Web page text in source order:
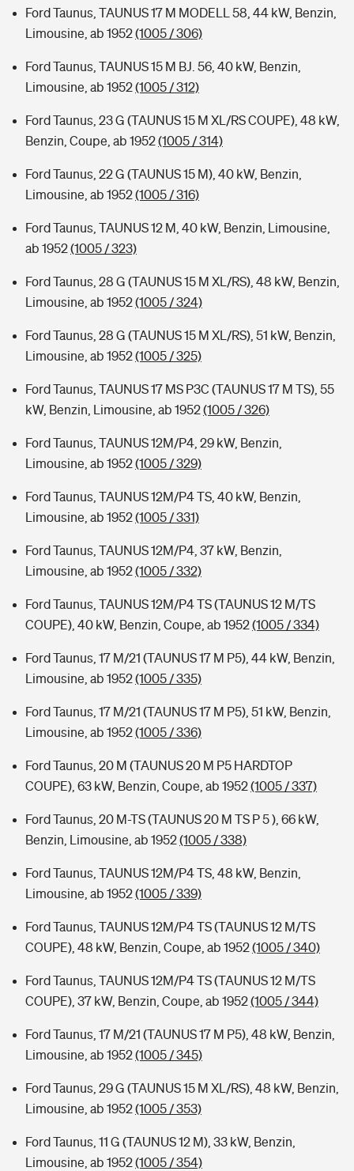
Ford Taunus, TAUNUS 17 M MODELL 58, 44 kW, Benzin,
Limousine, ab 1952(1005 / 306)
Ford Taunus, TAUNUS 15 M BJ. 56, 40 kW, Benzin,
Limousine, ab 1952(1005 / 312)
Ford Taunus, 23 G (TAUNUS 15 M XL/RS COUPE), 48 kW,
Benzin, Coupe, ab 1952(1005 / 314)
Ford Taunus, 22 G (TAUNUS 15 M), 40 kW, Benzin,
Limousine, ab 1952(1005 / 316)
Ford Taunus, TAUNUS 12 M, 40 kW, Benzin, Limousine,
ab 1952(1005 / 323)
Ford Taunus, 28 G (TAUNUS 15 M XL/RS), 48 kW, Benzin,
Limousine, ab 1952(1005 / 324)
Ford Taunus, 28 G (TAUNUS 15 M XL/RS), 51 kW, Benzin,
Limousine, ab 1952(1005 / 325)
Ford Taunus, TAUNUS 17 MS P3C (TAUNUS 17 M TS), 55
kW, Benzin, Limousine, ab 1952(1005 / 326)
Ford Taunus, TAUNUS 12M/P4, 29 kW, Benzin,
Limousine, ab 1952(1005 / 329)
Ford Taunus, TAUNUS 12M/P4 TS, 40 kW, Benzin,
Limousine, ab 1952(1005 / 331)
Ford Taunus, TAUNUS 12M/P4, 37 kW, Benzin,
Limousine, ab 1952(1005 / 332)
Ford Taunus, TAUNUS 12M/P4 TS (TAUNUS 12 M/TS
COUPE), 40 kW, Benzin, Coupe, ab 1952(1005 / 334)
Ford Taunus, 17 M/21 (TAUNUS 17 M P5), 44 kW, Benzin,
Limousine, ab 1952(1005 / 335)
Ford Taunus, 17 M/21 (TAUNUS 17 M P5), 51 kW, Benzin,
Limousine, ab 1952(1005 / 336)
Ford Taunus, 20 M (TAUNUS 20 M P5 HARDTOP
COUPE), 63 kW, Benzin, Coupe, ab 1952(1005 / 337)
Ford Taunus, 20 M-TS (TAUNUS 20 M TS P 5 ), 66 kW,
Benzin, Limousine, ab 1952(1005 / 338)
Ford Taunus, TAUNUS 12M/P4 TS, 48 kW, Benzin,
Limousine, ab 1952(1005 / 339)
Ford Taunus, TAUNUS 12M/P4 TS (TAUNUS 12 M/TS
COUPE), 48 kW, Benzin, Coupe, ab 1952(1005 / 340)
Ford Taunus, TAUNUS 12M/P4 TS (TAUNUS 12 M/TS
COUPE), 37 kW, Benzin, Coupe, ab 1952(1005 / 344)
Ford Taunus, 17 M/21 (TAUNUS 17 M P5), 48 kW, Benzin,
Limousine, ab 1952(1005 / 345)
Ford Taunus, 29 G (TAUNUS 15 M XL/RS), 48 kW, Benzin,
Limousine, ab 1952(1005 / 353)
Ford Taunus, 11 G (TAUNUS 12 M), 33 kW, Benzin,
Limousine, ab 1952(1005 / 354)